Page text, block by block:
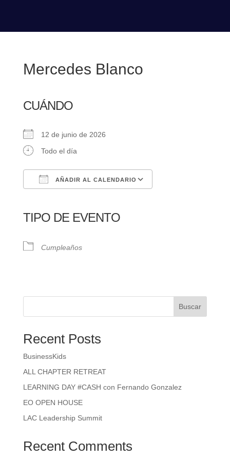
Mercedes Blanco
CUÁNDO
12 de junio de 2026
Todo el día
AÑADIR AL CALENDARIO
TIPO DE EVENTO
Cumpleaños
Buscar
Recent Posts
BusinessKids
ALL CHAPTER RETREAT
LEARNING DAY #CASH con Fernando Gonzalez
EO OPEN HOUSE
LAC Leadership Summit
Recent Comments